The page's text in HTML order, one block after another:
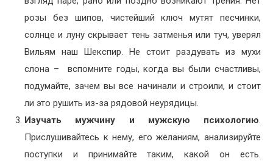
розы без шипов, чистейший ключ мутят песчинки,
солнце и луну скрывает тень затменья или туч, уверял
Вильям наш Шекспир. Не стоит раздувать из мухи
слона – вспомните годы, когда вы были счастливы,
подумайте, зачем вы все начинали и строили, и стоит
ли это рушить из-за рядовой неурядицы.
Изучать мужчину и мужскую психологию.
Прислушивайтесь к нему, его желаниям, анализируйте
поступки и принимайте таким, какой он есть.